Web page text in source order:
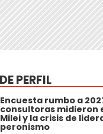
PERFIL
Encuesta rumbo a
consultoras midieron
Milei y la crisis de
peronismo